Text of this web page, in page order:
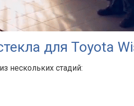
для Toyota
нескольких стадий: